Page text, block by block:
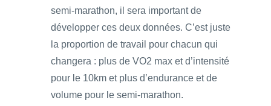
semi-marathon, il sera important de
développer ces deux données. C’est juste
la proportion de travail pour chacun qui
changera : plus de VO2 max et d’intensité
pour le 10km et plus d’endurance et de
volume pour le semi-marathon.